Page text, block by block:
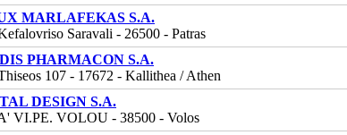
MARLAFEKAS S.A.
Saravali - 26500 - Patras
PHARMACON S.A.
107 - 17672 - Kallithea / Athen
DESIGN S.A.
VI.PE. VOLOU - 38500 - Volos